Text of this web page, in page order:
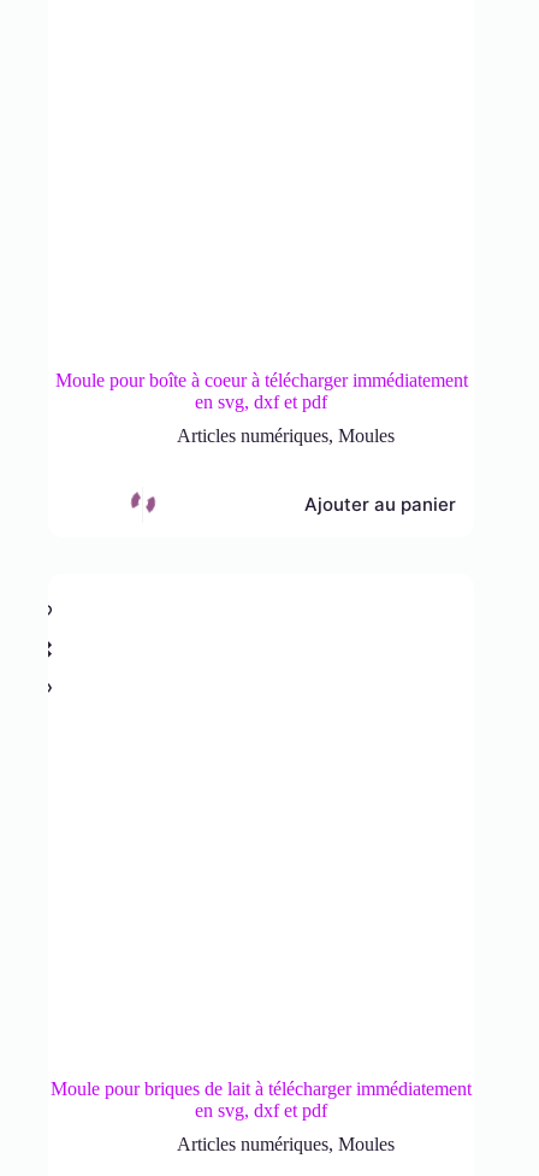
Moule pour boîte à coeur à télécharger immédiatement
en svg, dxf et pdf
Articles numériques, Moules
Ajouter au panier
Moule pour briques de lait à télécharger immédiatement
en svg, dxf et pdf
Articles numériques, Moules